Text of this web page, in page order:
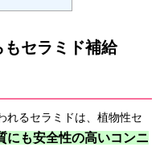
セラミド補給
れるセラミドは、植物性セ
にも安全性の高いコンニ